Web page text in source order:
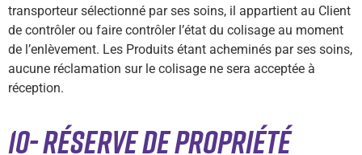
transporteur sélectionné par ses soins, il appartient au Client
de contrôler ou faire contrôler l’état du colisage au moment
de l’enlèvement. Les Produits étant acheminés par ses soins,
aucune réclamation sur le colisage ne sera acceptée à
réception.
10- RÉSERVE DE PROPRIÉTÉ